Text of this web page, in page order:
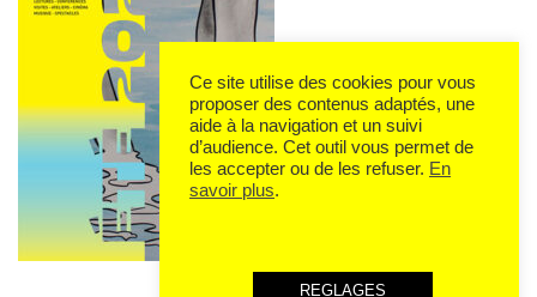
Ce site utilise des cookies pour vous
proposer des contenus adaptés, une
aide à la navigation et un suivi
d’audience. Cet outil vous permet de
les accepter ou de les refuser. En
savoir plus.
REGLAGES